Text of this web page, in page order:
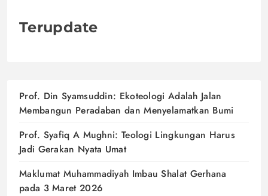
Terupdate
Prof. Din Syamsuddin: Ekoteologi Adalah Jalan
Membangun Peradaban dan Menyelamatkan Bumi
Prof. Syafiq A Mughni: Teologi Lingkungan Harus
Jadi Gerakan Nyata Umat
Maklumat Muhammadiyah Imbau Shalat Gerhana
pada 3 Maret 2026